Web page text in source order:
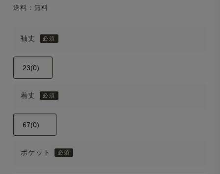
送料：無料
袖丈
着丈
ポケット